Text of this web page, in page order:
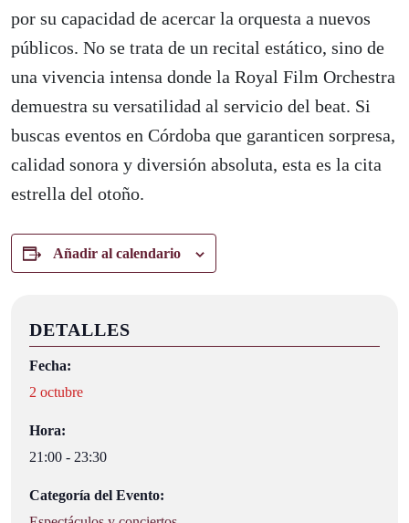
por su capacidad de acercar la orquesta a nuevos
públicos. No se trata de un recital estático, sino de
una vivencia intensa donde la Royal Film Orchestra
demuestra su versatilidad al servicio del beat. Si
buscas eventos en Córdoba que garanticen sorpresa,
calidad sonora y diversión absoluta, esta es la cita
estrella del otoño.
Añadir al calendario
DETALLES
Fecha:
2 octubre
Hora:
21:00 - 23:30
Categoría del Evento: